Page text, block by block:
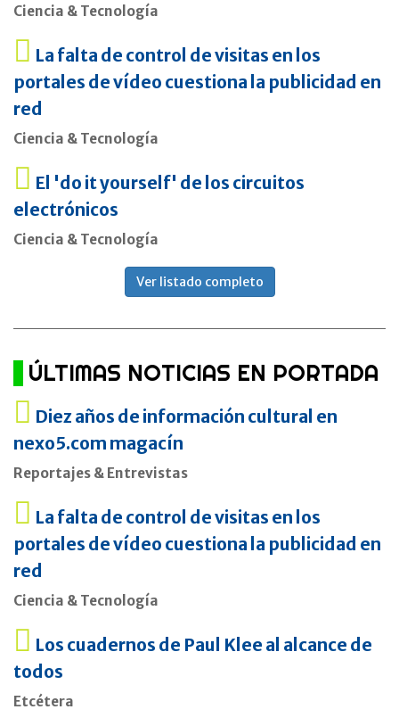
Ciencia & Tecnología
La falta de control de visitas en los
portales de vídeo cuestiona la publicidad en
red
Ciencia & Tecnología
El 'do it yourself' de los circuitos
electrónicos
Ciencia & Tecnología
Ver listado completo
ÚLTIMAS NOTICIAS EN PORTADA
Diez años de información cultural en
nexo5.com magacín
Reportajes & Entrevistas
La falta de control de visitas en los
portales de vídeo cuestiona la publicidad en
red
Ciencia & Tecnología
Los cuadernos de Paul Klee al alcance de
todos
Etcétera